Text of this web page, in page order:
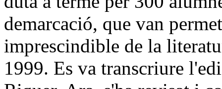
demarcació, que van
imprescindible de la
1999. Es va transcriure